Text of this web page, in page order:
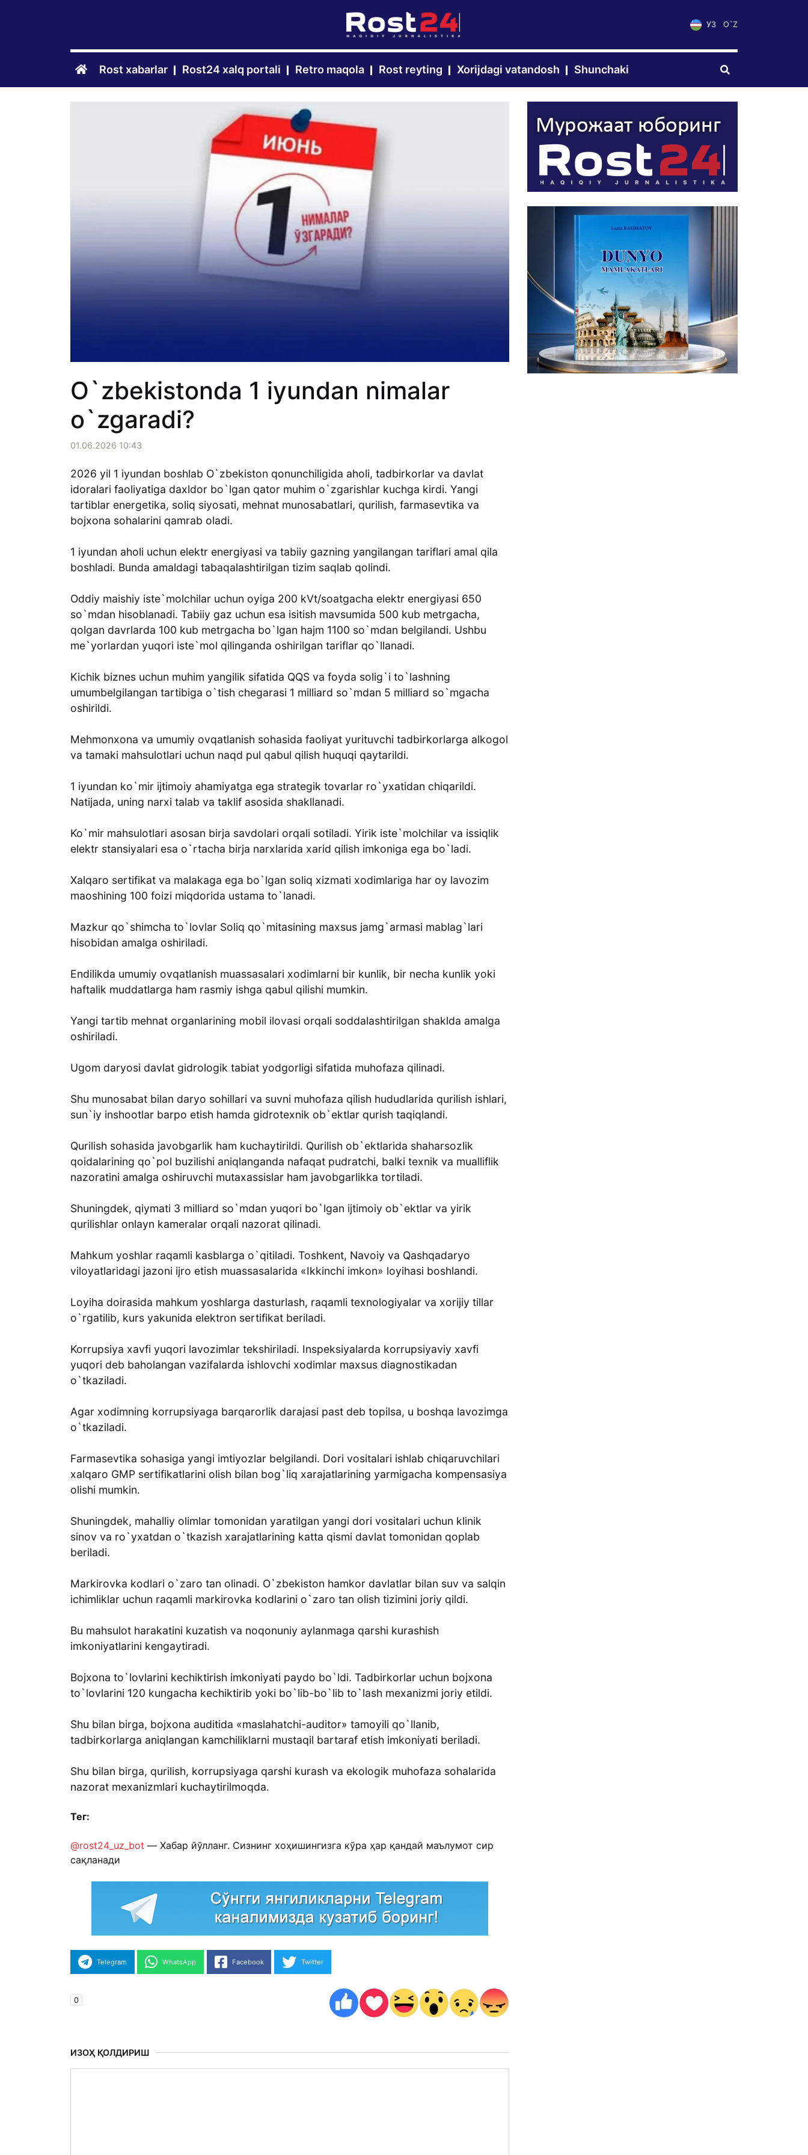
УЗ O`Z
Rost xabarlar Rost24 xalq portali Retro maqola Rost reyting Xorijdagi vatandosh Shunchaki
O`zbekistonda 1 iyundan nimalar
o`zgaradi?
01.06.2026 10:43
2026 yil 1 iyundan boshlab O`zbekiston qonunchiligida aholi, tadbirkorlar va davlat
idoralari faoliyatiga daxldor bo`lgan qator muhim o`zgarishlar kuchga kirdi. Yangi
tartiblar energetika, soliq siyosati, mehnat munosabatlari, qurilish, farmasevtika va
bojxona sohalarini qamrab oladi.
1 iyundan aholi uchun elektr energiyasi va tabiiy gazning yangilangan tariflari amal qila
boshladi. Bunda amaldagi tabaqalashtirilgan tizim saqlab qolindi.
Oddiy maishiy iste`molchilar uchun oyiga 200 kVt/soatgacha elektr energiyasi 650
so`mdan hisoblanadi. Tabiiy gaz uchun esa isitish mavsumida 500 kub metrgacha,
qolgan davrlarda 100 kub metrgacha bo`lgan hajm 1100 so`mdan belgilandi. Ushbu
me`yorlardan yuqori iste`mol qilinganda oshirilgan tariflar qo`llanadi.
Kichik biznes uchun muhim yangilik sifatida QQS va foyda solig`i to`lashning
umumbelgilangan tartibiga o`tish chegarasi 1 milliard so`mdan 5 milliard so`mgacha
oshirildi.
Mehmonxona va umumiy ovqatlanish sohasida faoliyat yurituvchi tadbirkorlarga alkogol
va tamaki mahsulotlari uchun naqd pul qabul qilish huquqi qaytarildi.
1 iyundan ko`mir ijtimoiy ahamiyatga ega strategik tovarlar ro`yxatidan chiqarildi.
Natijada, uning narxi talab va taklif asosida shakllanadi.
Ko`mir mahsulotlari asosan birja savdolari orqali sotiladi. Yirik iste`molchilar va issiqlik
elektr stansiyalari esa o`rtacha birja narxlarida xarid qilish imkoniga ega bo`ladi.
Xalqaro sertifikat va malakaga ega bo`lgan soliq xizmati xodimlariga har oy lavozim
maoshining 100 foizi miqdorida ustama to`lanadi.
Mazkur qo`shimcha to`lovlar Soliq qo`mitasining maxsus jamg`armasi mablag`lari
hisobidan amalga oshiriladi.
Endilikda umumiy ovqatlanish muassasalari xodimlarni bir kunlik, bir necha kunlik yoki
haftalik muddatlarga ham rasmiy ishga qabul qilishi mumkin.
Yangi tartib mehnat organlarining mobil ilovasi orqali soddalashtirilgan shaklda amalga
oshiriladi.
Ugom daryosi davlat gidrologik tabiat yodgorligi sifatida muhofaza qilinadi.
Shu munosabat bilan daryo sohillari va suvni muhofaza qilish hududlarida qurilish ishlari,
sun`iy inshootlar barpo etish hamda gidrotexnik ob`ektlar qurish taqiqlandi.
Qurilish sohasida javobgarlik ham kuchaytirildi. Qurilish ob`ektlarida shaharsozlik
qoidalarining qo`pol buzilishi aniqlanganda nafaqat pudratchi, balki texnik va mualliflik
nazoratini amalga oshiruvchi mutaxassislar ham javobgarlikka tortiladi.
Shuningdek, qiymati 3 milliard so`mdan yuqori bo`lgan ijtimoiy ob`ektlar va yirik
qurilishlar onlayn kameralar orqali nazorat qilinadi.
Mahkum yoshlar raqamli kasblarga o`qitiladi. Toshkent, Navoiy va Qashqadaryo
viloyatlaridagi jazoni ijro etish muassasalarida «Ikkinchi imkon» loyihasi boshlandi.
Loyiha doirasida mahkum yoshlarga dasturlash, raqamli texnologiyalar va xorijiy tillar
o`rgatilib, kurs yakunida elektron sertifikat beriladi.
Korrupsiya xavfi yuqori lavozimlar tekshiriladi. Inspeksiyalarda korrupsiyaviy xavfi
yuqori deb baholangan vazifalarda ishlovchi xodimlar maxsus diagnostikadan
o`tkaziladi.
Agar xodimning korrupsiyaga barqarorlik darajasi past deb topilsa, u boshqa lavozimga
o`tkaziladi.
Farmasevtika sohasiga yangi imtiyozlar belgilandi. Dori vositalari ishlab chiqaruvchilari
xalqaro GMP sertifikatlarini olish bilan bog`liq xarajatlarining yarmigacha kompensasiya
olishi mumkin.
Shuningdek, mahalliy olimlar tomonidan yaratilgan yangi dori vositalari uchun klinik
sinov va ro`yxatdan o`tkazish xarajatlarining katta qismi davlat tomonidan qoplab
beriladi.
Markirovka kodlari o`zaro tan olinadi. O`zbekiston hamkor davlatlar bilan suv va salqin
ichimliklar uchun raqamli markirovka kodlarini o`zaro tan olish tizimini joriy qildi.
Bu mahsulot harakatini kuzatish va noqonuniy aylanmaga qarshi kurashish
imkoniyatlarini kengaytiradi.
Bojxona to`lovlarini kechiktirish imkoniyati paydo bo`ldi. Tadbirkorlar uchun bojxona
to`lovlarini 120 kungacha kechiktirib yoki bo`lib-bo`lib to`lash mexanizmi joriy etildi.
Shu bilan birga, bojxona auditida «maslahatchi-auditor» tamoyili qo`llanib,
tadbirkorlarga aniqlangan kamchiliklarni mustaqil bartaraf etish imkoniyati beriladi.
Shu bilan birga, qurilish, korrupsiyaga qarshi kurash va ekologik muhofaza sohalarida
nazorat mexanizmlari kuchaytirilmoqda.
Тег:
@rost24_uz_bot — Хабар йўлланг. Сизнинг хоҳишингизга кўра ҳар қандай маълумот сир
сақланади
Telegram WhatsApp Facebook Twitter
0
ИЗОҲ ҚОЛДИРИШ